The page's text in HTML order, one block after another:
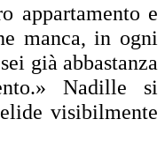
appartamento e
manca, in ogni
già abbastanza
Nadille si
visibilmente